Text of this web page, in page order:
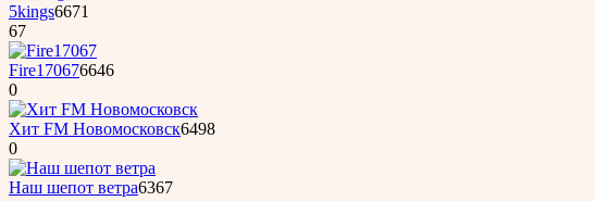
5kings6671
67
Fire170676646
0
Хит FM Новомосковск6498
0
Наш шепот ветра6367